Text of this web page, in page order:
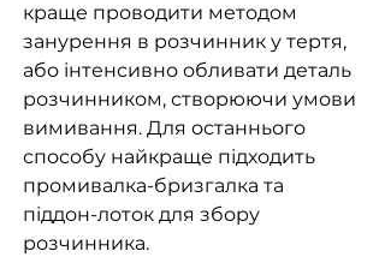
краще проводити методом
занурення в розчинник у тертя,
або інтенсивно обливати деталь
розчинником, створюючи умови
вимивання. Для останнього
способу найкраще підходить
промивалка-бризгалка та
піддон-лоток для збору
розчинника.